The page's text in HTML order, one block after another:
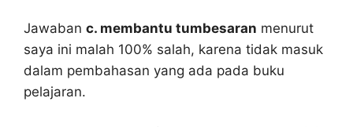
Jawaban c. membantu tumbesaran menurut
saya ini malah 100% salah, karena tidak masuk
dalam pembahasan yang ada pada buku
pelajaran.